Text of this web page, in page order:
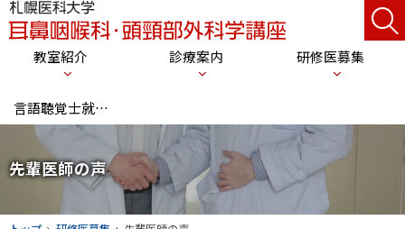
本
文
ー
幌
医
ュ
ー
教室紹介 診療案内 研修医募集
言語聴覚士就職支援
サ
イ
ト
先輩医師の声